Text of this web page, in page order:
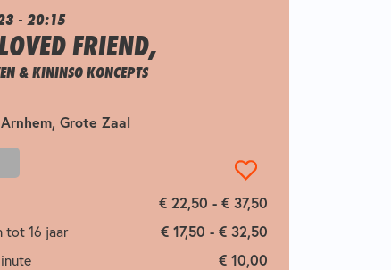
- 20:15
FRIEND,
& KININSO KONCEPTS
Grote Zaal
€ 22,50 - € 37,50
tot 16 jaar
€ 17,50 - € 32,50
€ 10,00